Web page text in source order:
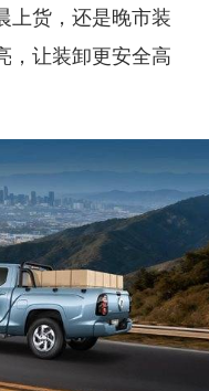
上货，还是晚市装
，让装卸更安全高